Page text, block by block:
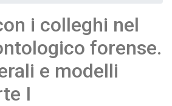
i colleghi nel
forense.
e modelli
I